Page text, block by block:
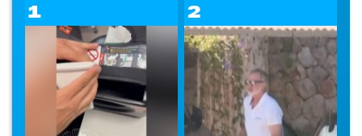
1 2